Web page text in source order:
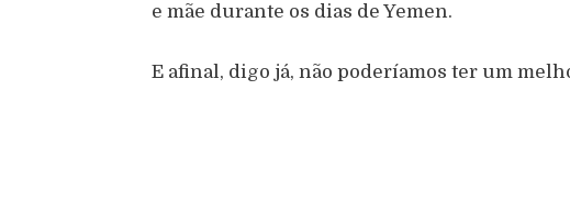
e mãe durante os dias de Yemen.
E afinal, digo já, não poderíamos ter um